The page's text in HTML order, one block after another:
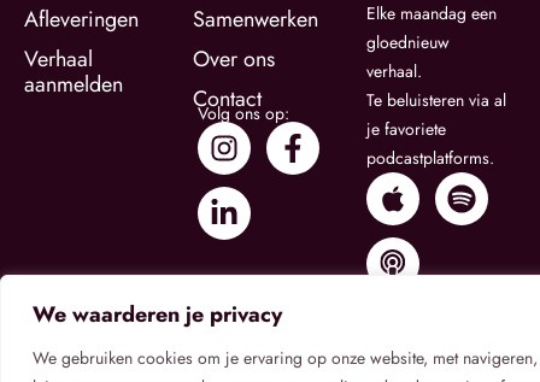
We waarderen je privacy
We gebruiken cookies om je ervaring op onze website, met navigeren,
Afleveringen
Verhaal
aanmelden
Samenwerken
Over ons
Contact
Volg ons op:
Elke maandag een
gloednieuw
verhaal.
Te beluisteren via al
je favoriete
podcastplatforms.